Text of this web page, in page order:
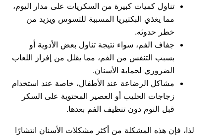
تناول كميات كبيرة من السكريات على مدار اليوم،
مما يغذي البكتيريا المسببة للتسوس ويزيد من
خطر حدوثه.
جفاف الفم، سواء نتيجة تناول بعض الأدوية أو
بسبب التنفس من الفم، مما يقلل من إفراز اللعاب
الضروري لحماية الأسنان.
مشاكل الرضاعة عند الأطفال، خاصة عند استخدام
زجاجات الحليب أو العصير المحتوية على السكر
قبل النوم دون تنظيف الفم بعدها.
لذا، فإن هذه المشكلة من أكثر مشكلات الأسنان انتشارًا